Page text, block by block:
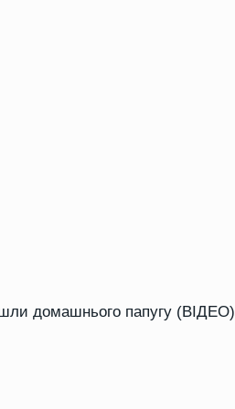
домашнього папугу (ВІДЕО)